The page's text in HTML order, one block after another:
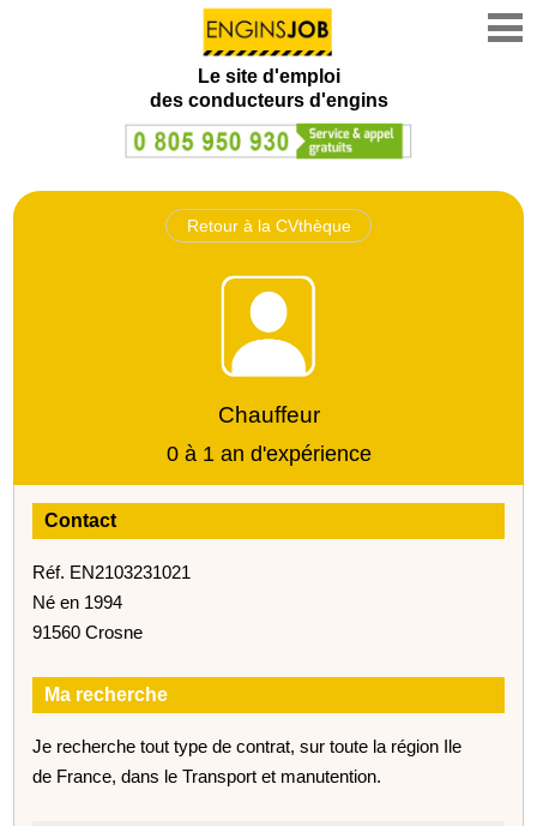
Le site d'emploi
des conducteurs d'engins
Retour à la CVthèque
Chauffeur
0 à 1 an d'expérience
Contact
Réf. EN2103231021
Né en 1994
91560 Crosne
Ma recherche
Je recherche tout type de contrat, sur toute la région Ile
de France, dans le Transport et manutention.